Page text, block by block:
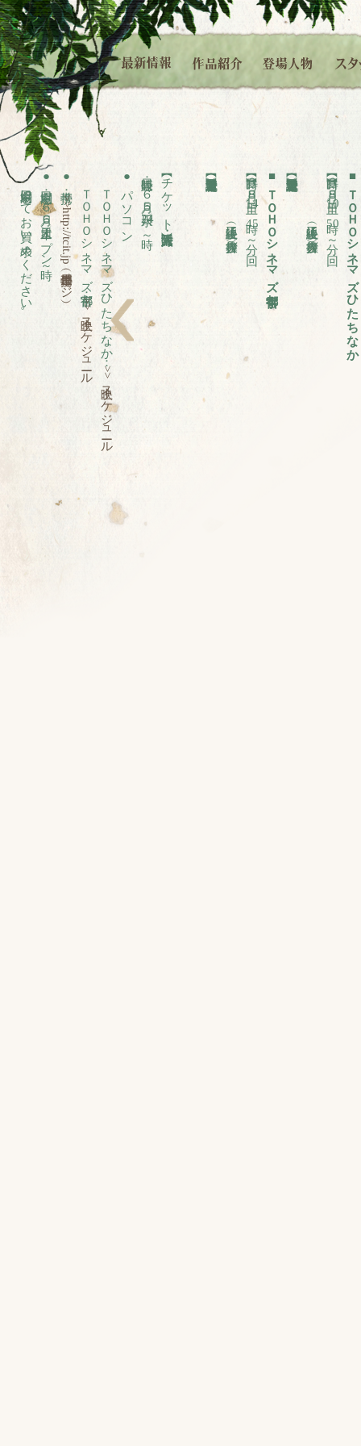
左へ
■
ＴＯＨＯシネマズひたちなか
【日時】６月８日（土）
10
50
分～回
■
ＴＯＨＯシネマズ宇都宮
【日時】６月８日（土）
14
45
分～回
【チケット販売方法・購入方法】
販売日時：６月５日（水）
24
時～
●
パソコン
ＴＯＨＯシネマズひたちなか：
>>
上映スケジュール
ＴＯＨＯシネマズ宇都宮：
>>
上映スケジュール
●
携帯：
>>http://tcit.jp
（携帯専用ページ）
●
劇場窓口：６月６日（木）オープン時～
劇場窓口にてお買い求めください。